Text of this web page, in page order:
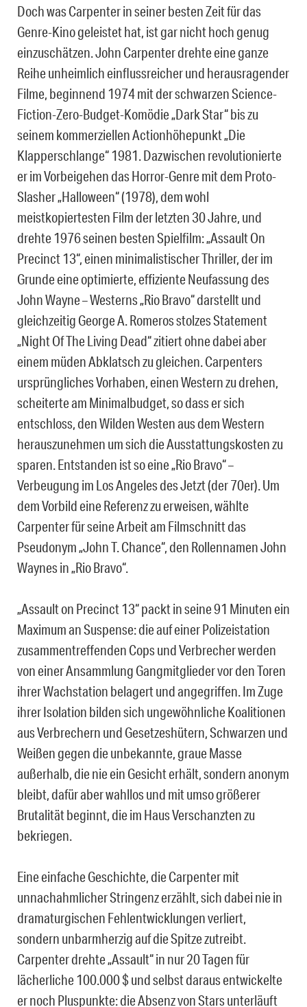
Doch was Carpenter in seiner besten Zeit für das
Genre-Kino geleistet hat, ist gar nicht hoch genug
einzuschätzen. John Carpenter drehte eine ganze
Reihe unheimlich einflussreicher und herausragender
Filme, beginnend 1974 mit der schwarzen Science-
Fiction-Zero-Budget-Komödie „Dark Star“ bis zu
seinem kommerziellen Actionhöhepunkt „Die
Klapperschlange“ 1981. Dazwischen revolutionierte
er im Vorbeigehen das Horror-Genre mit dem Proto-
Slasher „Halloween“ (1978), dem wohl
meistkopiertesten Film der letzten 30 Jahre, und
drehte 1976 seinen besten Spielfilm: „Assault On
Precinct 13“, einen minimalistischer Thriller, der im
Grunde eine optimierte, effiziente Neufassung des
John Wayne – Westerns „Rio Bravo“ darstellt und
gleichzeitig George A. Romeros stolzes Statement
„Night Of The Living Dead“ zitiert ohne dabei aber
einem müden Abklatsch zu gleichen. Carpenters
ursprüngliches Vorhaben, einen Western zu drehen,
scheiterte am Minimalbudget, so dass er sich
entschloss, den Wilden Westen aus dem Western
herauszunehmen um sich die Ausstattungskosten zu
sparen. Entstanden ist so eine „Rio Bravo“ –
Verbeugung im Los Angeles des Jetzt (der 70er). Um
dem Vorbild eine Referenz zu erweisen, wählte
Carpenter für seine Arbeit am Filmschnitt das
Pseudonym „John T. Chance“, den Rollennamen John
Waynes in „Rio Bravo“.
„Assault on Precinct 13“ packt in seine 91 Minuten ein
Maximum an Suspense: die auf einer Polizeistation
zusammentreffenden Cops und Verbrecher werden
von einer Ansammlung Gangmitglieder vor den Toren
ihrer Wachstation belagert und angegriffen. Im Zuge
ihrer Isolation bilden sich ungewöhnliche Koalitionen
aus Verbrechern und Gesetzeshütern, Schwarzen und
Weißen gegen die unbekannte, graue Masse
außerhalb, die nie ein Gesicht erhält, sondern anonym
bleibt, dafür aber wahllos und mit umso größerer
Brutalität beginnt, die im Haus Verschanzten zu
bekriegen.
Eine einfache Geschichte, die Carpenter mit
unnachahmlicher Stringenz erzählt, sich dabei nie in
dramaturgischen Fehlentwicklungen verliert,
sondern unbarmherzig auf die Spitze zutreibt.
Carpenter drehte „Assault“ in nur 20 Tagen für
lächerliche 100.000 $ und selbst daraus entwickelte
er noch Pluspunkte: die Absenz von Stars unterläuft